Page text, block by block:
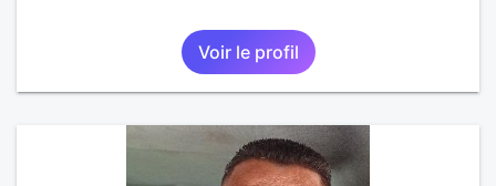
Voir le profil